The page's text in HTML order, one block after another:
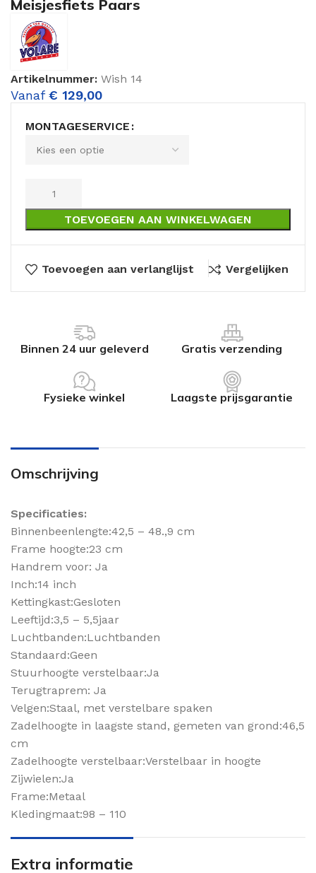
Meisjesfiets Paars
Artikelnummer: Wish 14
Vanaf € 129,00
MONTAGESERVICE
TOEVOEGEN AAN WINKELWAGEN
Toevoegen aan verlanglijst Vergelijken
Binnen 24 uur geleverd Gratis verzending
Fysieke winkel Laagste prijsgarantie
Omschrijving
Specificaties:
Binnenbeenlengte:42,5 – 48.,9 cm
Frame hoogte:23 cm
Handrem voor: Ja
Inch:14 inch
Kettingkast:Gesloten
Leeftijd:3,5 – 5,5jaar
Luchtbanden:Luchtbanden
Standaard:Geen
Stuurhoogte verstelbaar:Ja
Terugtraprem: Ja
Velgen:Staal, met verstelbare spaken
Zadelhoogte in laagste stand, gemeten van grond:46,5
cm
Zadelhoogte verstelbaar:Verstelbaar in hoogte
Zijwielen:Ja
Frame:Metaal
Kledingmaat:98 – 110
Extra informatie